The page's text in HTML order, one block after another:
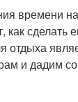
времени
как
и дадим